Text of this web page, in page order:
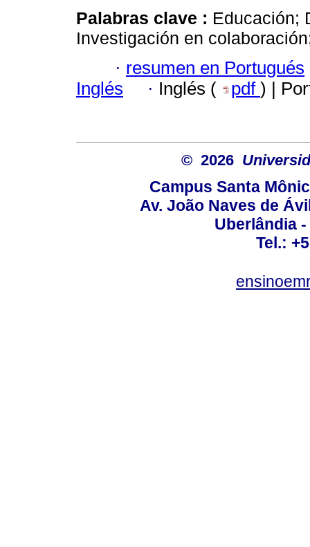
Palabras clave : Educación;
Investigación en
· resumen en Portugués
Inglés
· Inglés ( pdf ) |
© 2026
Campus Santa
Av. João Naves de
Uberlândia -
Tel.: